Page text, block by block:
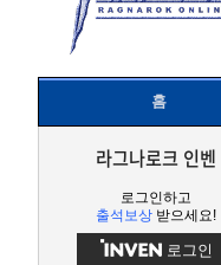
홈
라그나로크 인벤
로그인하고
출석보상 받으세요!
로그인